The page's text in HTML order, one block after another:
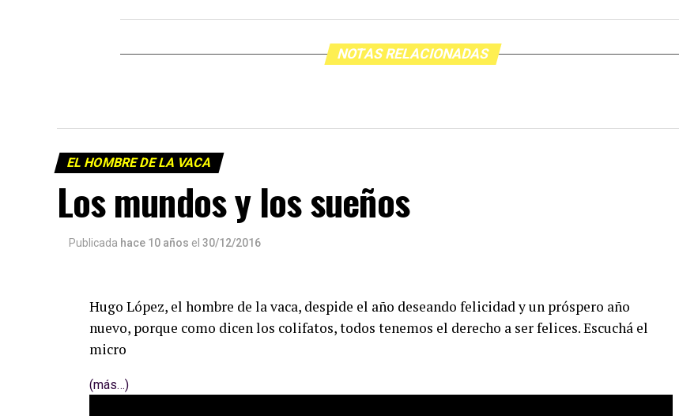
NOTAS RELACIONADAS
EL HOMBRE DE LA VACA
Los mundos y los sueños
Publicada hace 10 años el 30/12/2016
Hugo López, el hombre de la vaca, despide el año deseando felicidad y un próspero año
nuevo, porque como dicen los colifatos, todos tenemos el derecho a ser felices. Escuchá el
micro
(más…)